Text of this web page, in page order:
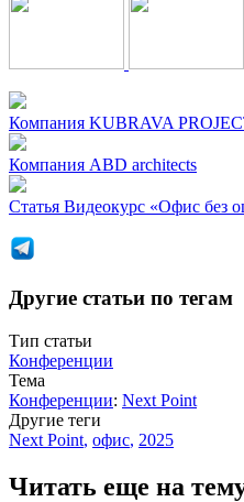
Компания KUBRAVA
Компания ABD architects
Статья Видеокурс «Офис без
Другие статьи по тегам
Тип статьи
Конференции
Тема
Конференции: Next Point
Другие теги
Next Point, офис, 2025
Читать еще на